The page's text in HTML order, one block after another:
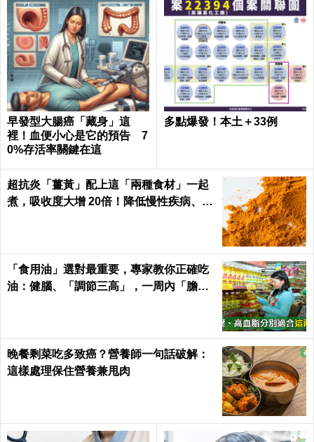
早發型大腸癌「藏身」這
裡！血便小心是它的預告 7
0%存活率關鍵在這
多點爆發！本土＋33例
超抗炎「薑黃」配上這「兩種食材」一起
煮，吸收度大增 20倍！降低慢性疾病、癌
「食用油」選對最重要，專家教你正確吃
油：健腦、「調節三高」，一周內「膽固
晚餐剩菜吃多致癌？營養師一句話破解：
這樣處理保住營養兼甩肉